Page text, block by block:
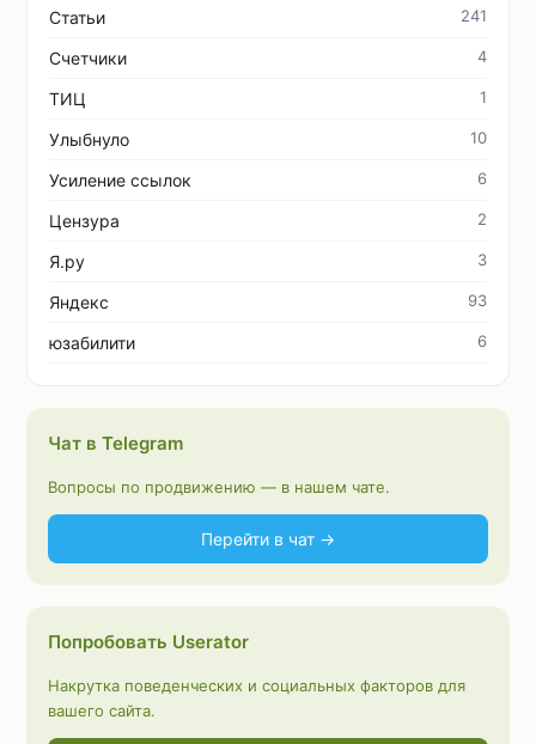
Статьи 241
Счетчики 4
ТИЦ 1
Улыбнуло 10
Усиление ссылок 6
Цензура 2
Я.ру 3
Яндекс 93
юзабилити 6
Чат в Telegram
Вопросы по продвижению — в нашем чате.
Перейти в чат →
Попробовать Userator
Накрутка поведенческих и социальных факторов для
вашего сайта.